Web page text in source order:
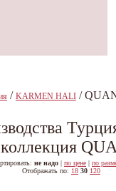
/ KARMEN HALI /
не надо | по цене | по
Отображать по: 18 30 120